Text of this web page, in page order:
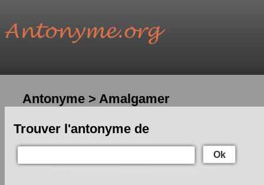
Antonyme > Amalgamer
Trouver l'antonyme de
Ok